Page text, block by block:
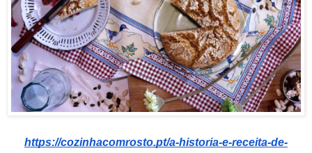
https://cozinhacomrosto.pt/a-historia-e-receita-de-